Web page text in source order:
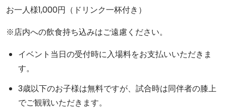
お一人様1,000円（ドリンク一杯付き）
※店内への飲食持ち込みはご遠慮ください。
イベント当日の受付時に入場料をお支払いいただきま
す。
3歳以下のお子様は無料ですが、試合時は同伴者の膝上
でご観戦いただきます。